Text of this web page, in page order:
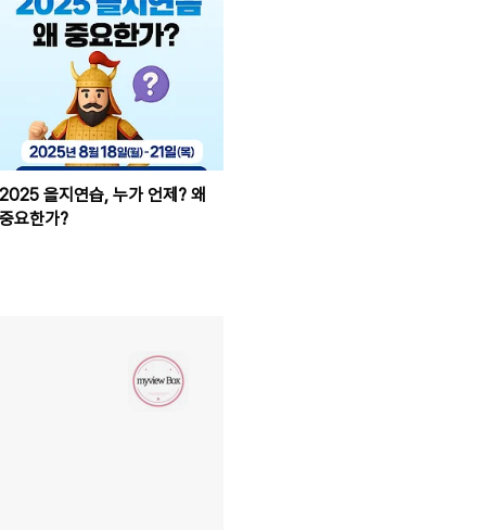
2025 을지연습, 누가 언제? 왜
중요한가?